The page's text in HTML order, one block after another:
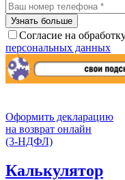
Согласие на
персональных данных
Оформить декларацию
на возврат онлайн
(3-НДФЛ)
Калькулятор